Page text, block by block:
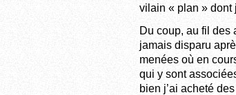
vilain « plan »
Du coup, au fil des
jamais disparu
menées où en
qui y sont
bien j’ai acheté